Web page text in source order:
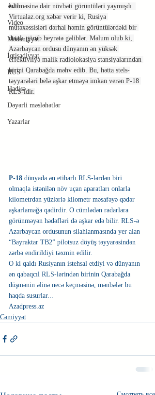
Avto
Video
Mədəniyyət
İqtisadiyyat
RUS
Hadisə
Dəyərli məsləhətlər
Yazarlar
edilməsinə dair növbəti görüntüləri yaymışdı.
Virtualaz.org xəbər verir ki, Rusiya
mütəxəssisləri dərhal həmin görüntülərdəki bir
detalı görüb heyrətə gəliblər. Məlum olub ki,
Azərbaycan ordusu dünyanın ən yüksək
effektivliyə malik radiolokasiya stansiyalarından
birini Qarabağda məhv edib. Bu, hətta stels-
təyyarələri belə aşkar etməyə imkan verən P-18
RLS-idir.
P-18 dünyada ən etibarlı RLS-lərdən biri
olmaqla istənilən növ uçan aparatları onlarla
kilometrdən yüzlərlə kilometr məsafəyə qədər
aşkarlamağa qadirdir. O cümlədən radarlara
görünməyən hədəfləri də aşkar edə bilir. RLS-ə
Azərbaycan ordusunun silahlanmasında yer alan
“Bayraktar TB2” pilotsuz döyüş təyyarəsindən
zərbə endirildiyi təxmin edilir.
O ki qaldı Rusiyanın istehsal etdiyi və dünyanın
ən qabaqcıl RLS-lərindən birinin Qarabağda
düşmənin əlinə necə keçməsinə, mənbələr bu
haqda susurlar...
Azadpress.az
Cəmiyyət